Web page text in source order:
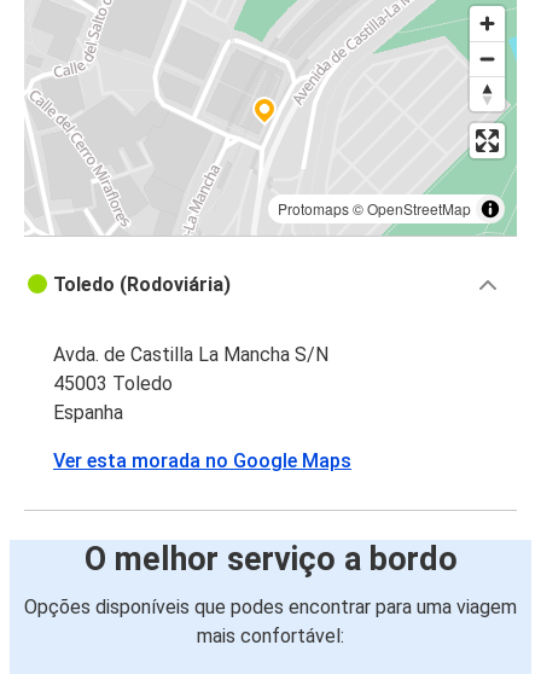
Protomaps©OpenStreetMap
Toledo (Rodoviária)
Avda. de Castilla La Mancha S/N
45003 Toledo
Espanha
Ver esta morada no Google Maps
O melhor serviço a bordo
Opções disponíveis que podes encontrar para uma viagem
mais confortável: